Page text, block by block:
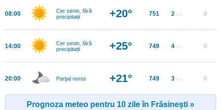
08:00
Cer senin, fără
precipitații
+20° 751 2 m/s 0
14:00
Cer senin, fără
precipitații
+25° 749 4 m/s 0
20:00 Parţial noros +21° 749 3 m/s 0
Prognoza meteo pentru 10 zile în Frăsineşti »